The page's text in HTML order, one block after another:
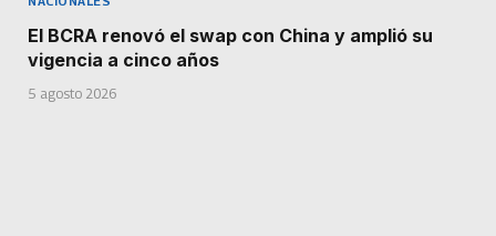
El BCRA renovó el swap con China y amplió su
vigencia a cinco años
5 agosto 2026